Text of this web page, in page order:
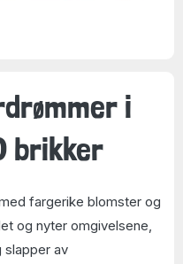
i
brikker
fargerike blomster og
og nyter omgivelsene,
slapper av